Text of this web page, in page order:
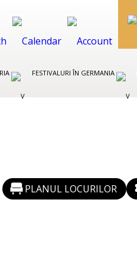
FESTIVALURI ÎN GERMANIA
PLANUL LOCURILOR